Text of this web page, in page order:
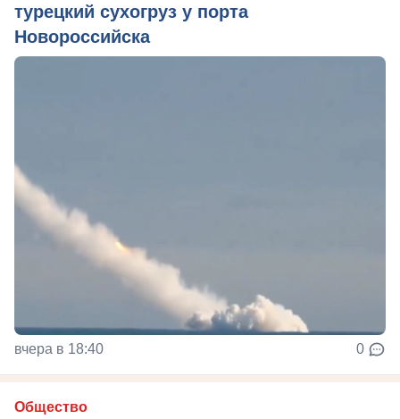
турецкий сухогруз у порта
Новороссийска
вчера в 18:40 0
Общество